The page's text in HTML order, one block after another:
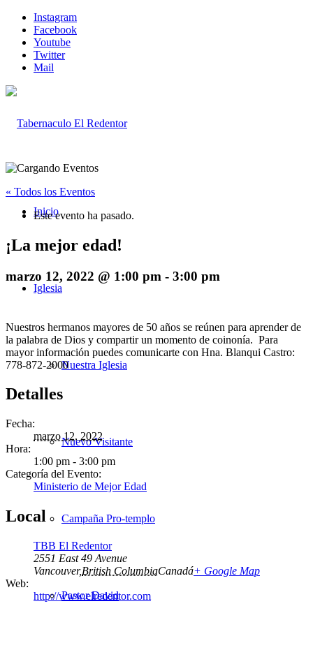
Instagram
Facebook
Youtube
Twitter
Mail
Inicio
Iglesia
Nuestra Iglesia
Nuevo Visitante
Campaña Pro-templo
Pastor David
« Todos los Eventos
Este evento ha pasado.
¡La mejor edad!
marzo 12, 2022 @ 1:00 pm - 3:00 pm
Nuestros hermanos mayores de 50 años se reúnen para aprender de
la palabra de Dios y compartir un momento de coinonía. Para
mayor información puedes comunicarte con Hna. Blanqui Castro:
778-872-2000
Detalles
Fecha:
marzo 12, 2022
Hora:
1:00 pm - 3:00 pm
Categoría del Evento:
Ministerio de Mejor Edad
Local
TBB El Redentor
2551 East 49 Avenue
Vancouver,British ColumbiaCanadá+ Google Map
Web:
http://www.elredentor.com